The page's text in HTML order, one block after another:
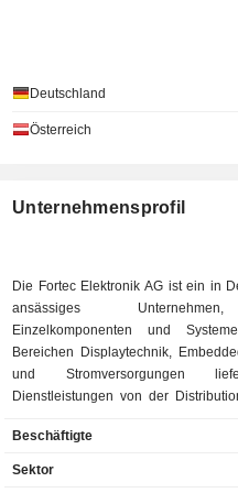
Deutschland
Österreich
Unternehmensprofil
Die Fortec Elektronik AG ist ein in
ansässiges
Einzelkomponenten und
Bereichen Displaytechnik,
und Stromversorgungen
Dienstleistungen von der
Komplettlösungen für das Zeitalter
4.0 anbietet. Zu den Produkten
Beschäftigte
Sektor